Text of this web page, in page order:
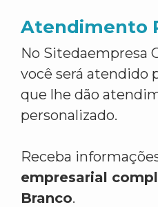
Atendimento
No Sitedaempresa
você será atendido
que lhe dão
personalizado.
Receba
empresarial
Branco.